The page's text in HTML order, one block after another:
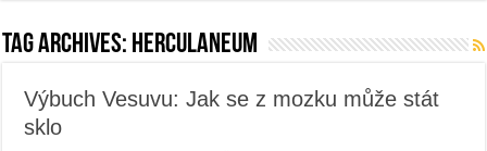
Tag Archives: herculaneum
Výbuch Vesuvu: Jak se z mozku může stát
sklo